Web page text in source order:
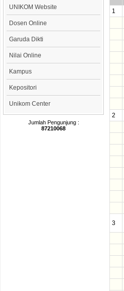
UNIKOM Website
Dosen Online
Garuda Dikti
Nilai Online
Kampus
Kepositori
Unikom Center
Jumlah Pengunjung :
87210068
1
2
3